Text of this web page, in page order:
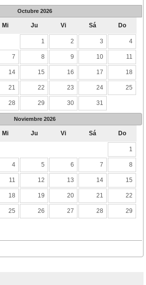
Octubre 2026
Mi Ju Vi Sá Do
1 2 3 4
7 8 9 10 11
14 15 16 17 18
21 22 23 24 25
28 29 30 31
Noviembre 2026
Mi Ju Vi Sá Do
1
4 5 6 7 8
11 12 13 14 15
18 19 20 21 22
25 26 27 28 29